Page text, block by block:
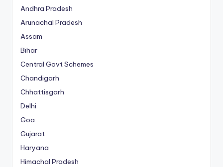
Andhra Pradesh
Arunachal Pradesh
Assam
Bihar
Central Govt Schemes
Chandigarh
Chhattisgarh
Delhi
Goa
Gujarat
Haryana
Himachal Pradesh